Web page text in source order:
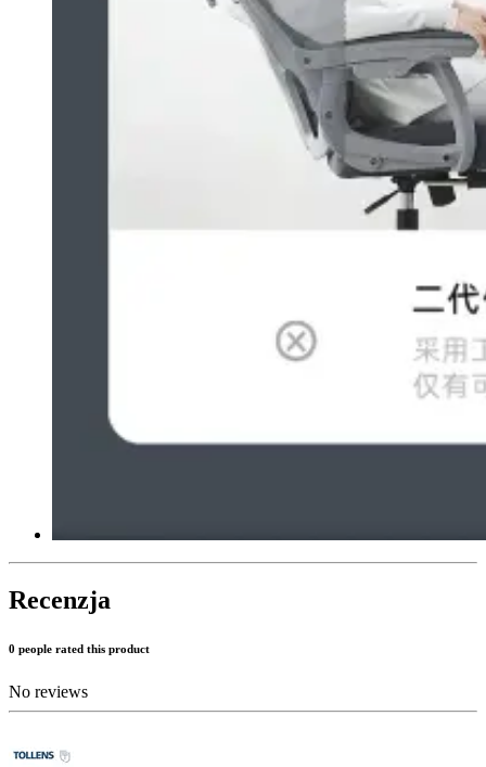
Recenzja
0 people rated this product
No reviews